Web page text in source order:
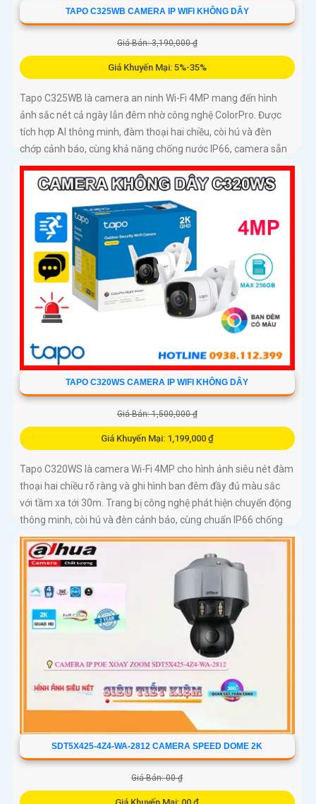
TAPO C325WB CAMERA IP WIFI KHÔNG DÂY
Giá Bán: 3,190,000 ₫
Giá Khuyến Mại: 5%-35%
Tapo C325WB là camera an ninh Wi-Fi 4MP mang đến hình
ảnh sắc nét cả ngày lẫn đêm nhờ công nghệ ColorPro. Được
tích hợp AI thông minh, đàm thoại hai chiều, còi hú và đèn
chớp cảnh báo, cùng khả năng chống nước IP66, camera sẵn
sàng bảo vệ ngôi nhà bạn trong mọi điều kiện thời tiết
TAPO C320WS CAMERA IP WIFI KHÔNG DÂY
Giá Bán: 1,500,000 ₫
Giá Khuyến Mại: 1,199,000 ₫
Tapo C320WS là camera Wi-Fi 4MP cho hình ảnh siêu nét đàm
thoại hai chiều rõ ràng và ghi hình ban đêm đầy đủ màu sắc
với tầm xa tới 30m. Trang bị công nghệ phát hiện chuyển động
thông minh, còi hú và đèn cảnh báo, cùng chuẩn IP66 chống
nước bụi mạnh mẽ, camera C320WS đảm bảo an ninh vững
chắc trong mọi điều kiện thời tiết độ bền cao và mức giá cực kỳ
ưu đãi
SDT5X425-4Z4-WA-2812 CAMERA SPEED DOME 2K
Giá Bán: 00 ₫